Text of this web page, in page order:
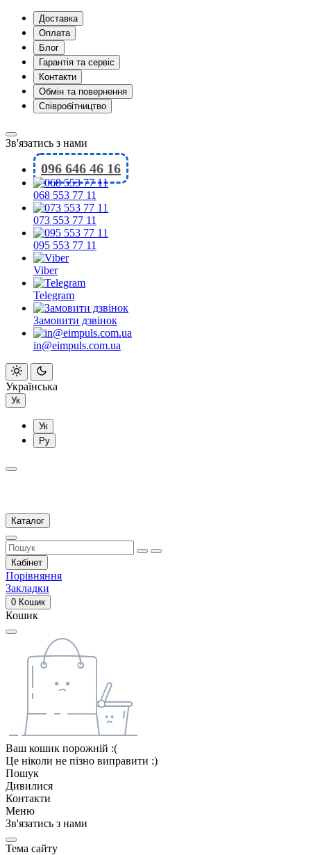
Доставка
Оплата
Блог
Гарантія та сервіс
Контакти
Обмін та повернення
Співробітництво
Зв'язатись з нами
096 646 46 16
068 553 77 11
073 553 77 11
095 553 77 11
Viber
Telegram
Замовити дзвінок
in@eimpuls.com.ua
Українська
Ук
Ук
Ру
Каталог
Кабінет
Порівняння
Закладки
0 Кошик
Кошик
Ваш кошик порожній :(
Це ніколи не пізно виправити :)
Пошук
Дивилися
Контакти
Меню
Зв'язатись з нами
Тема сайту